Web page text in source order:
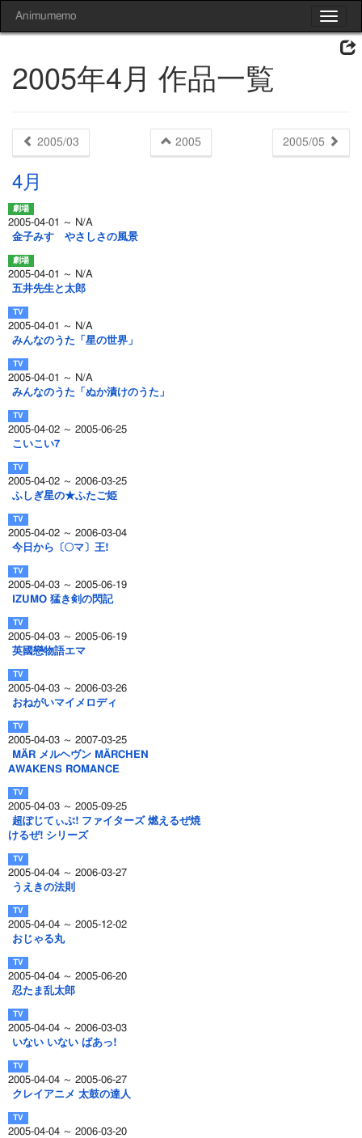
Toggle
Animumemo
2005年4月 作品一覧
2005/03 2005 2005/05
4月
2005-04-01 ～ N/A
金子みすゞやさしさの風景
2005-04-01 ～ N/A
五井先生と太郎
2005-04-01 ～ N/A
みんなのうた「星の世界」
2005-04-01 ～ N/A
みんなのうた「ぬか漬けのうた」
2005-04-02 ～ 2005-06-25
こいこい7
2005-04-02 ～ 2006-03-25
ふしぎ星の★ふたご姫
2005-04-02 ～ 2006-03-04
今日から〔○マ〕王!
2005-04-03 ～ 2005-06-19
IZUMO 猛き剣の閃記
2005-04-03 ～ 2005-06-19
英國戀物語エマ
2005-04-03 ～ 2006-03-26
おねがいマイメロディ
2005-04-03 ～ 2007-03-25
MÄR メルヘヴン MÄRCHEN
AWAKENS ROMANCE
2005-04-03 ～ 2005-09-25
超ぽじてぃぶ! ファイターズ 燃えるぜ焼
けるぜ! シリーズ
2005-04-04 ～ 2006-03-27
うえきの法則
2005-04-04 ～ 2005-12-02
おじゃる丸
2005-04-04 ～ 2005-06-20
忍たま乱太郎
2005-04-04 ～ 2006-03-03
いない いない ばあっ!
2005-04-04 ～ 2005-06-27
クレイアニメ 太鼓の達人
2005-04-04 ～ 2006-03-20